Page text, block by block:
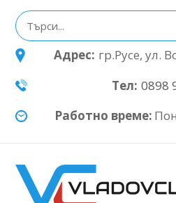
Адрес: гр.Русе, ул.
Тел: 0898
Работно време: